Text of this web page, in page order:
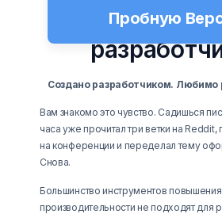
Пробную
FocusMe
Создано разработчиком. Любимо
Вам знакомо это чувство. Садишься
часа уже прочитал три ветки на
на конференции и переделал тему
Снова.
Большинство инструментов повышения
производительности не подходят для